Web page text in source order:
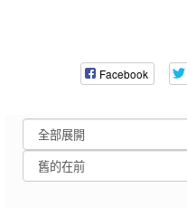
Facebook